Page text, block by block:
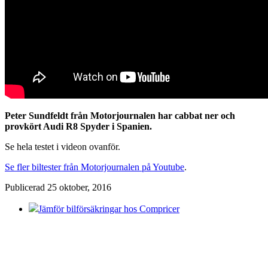
Peter Sundfeldt från Motorjournalen har cabbat ner och
provkört Audi R8 Spyder i Spanien.
Se hela testet i videon ovanför.
Se fler biltester från Motorjournalen på Youtube.
Publicerad 25 oktober, 2016
Jämför bilförsäkringar hos Compricer